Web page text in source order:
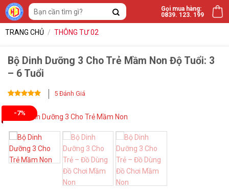
Bỏ
qua
nội
Tìm
kiếm:
Gọi mua hàng:
0839. 123. 199
TRANG CHỦ / THÔNG TƯ 02
Bộ Dinh Dưỡng 3 Cho Trẻ Mầm Non Độ Tuổi: 3
– 6 Tuổi
5trên 5
dựa trên
5
đánh giá
5Đánh Giá
-7%